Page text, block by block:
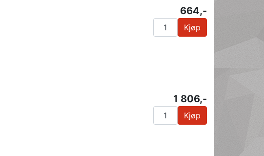
664,-
Kjøp
1 806,-
Kjøp